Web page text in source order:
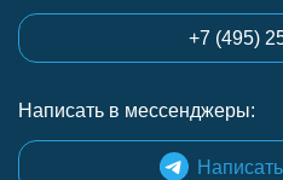
+7 (495)
Написать в мессенджеры: